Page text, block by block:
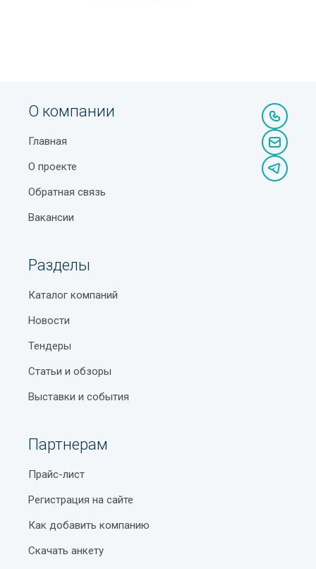
О компании
Главная
О проекте
Обратная связь
Вакансии
Разделы
Каталог компаний
Новости
Тендеры
Статьи и обзоры
Выставки и события
Партнерам
Прайс-лист
Регистрация на сайте
Как добавить компанию
Скачать анкету